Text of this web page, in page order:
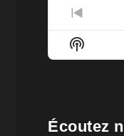
SHOW
Écoutez